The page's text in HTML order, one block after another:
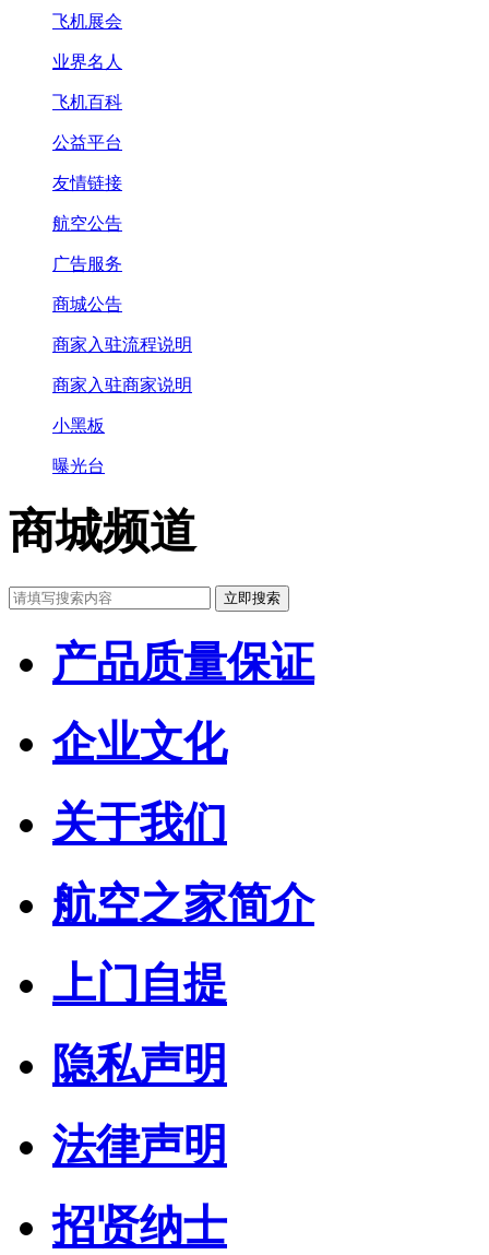
飞机展会
业界名人
飞机百科
公益平台
友情链接
航空公告
广告服务
商城公告
商家入驻流程说明
商家入驻商家说明
小黑板
曝光台
商城频道
产品质量保证
企业文化
关于我们
航空之家简介
上门自提
隐私声明
法律声明
招贤纳士